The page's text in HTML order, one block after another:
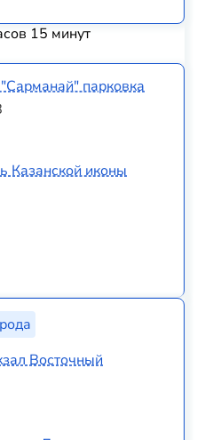
15 минут
парковка
Казанской иконы
Восточный